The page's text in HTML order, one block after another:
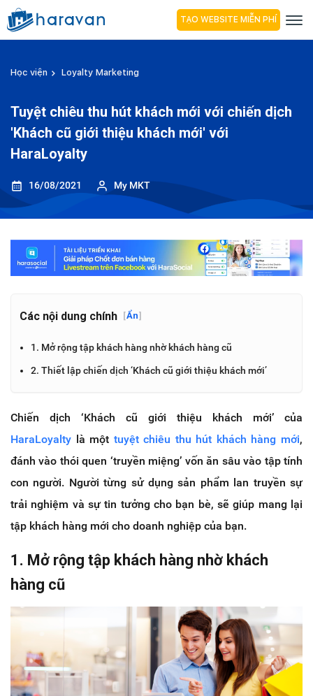
TẠO WEBSITE MIỄN PHÍ
Học viện Loyalty Marketing
Tuyệt chiêu thu hút khách mới với chiến dịch
'Khách cũ giới thiệu khách mới' với
HaraLoyalty
16/08/2021 My MKT
Các nội dung chính [Ẩn]
1. Mở rộng tập khách hàng nhờ khách hàng cũ
2. Thiết lập chiến dịch ‘Khách cũ giới thiệu khách mới’
Chiến dịch ‘Khách cũ giới thiệu khách mới’ của
HaraLoyalty là một tuyệt chiêu thu hút khách hàng mới,
đánh vào thói quen ‘truyền miệng’ vốn ăn sâu vào tập tính
con người. Người từng sử dụng sản phẩm lan truyền sự
trải nghiệm và sự tin tưởng cho bạn bè, sẽ giúp mang lại
tập khách hàng mới cho doanh nghiệp của bạn.
1. Mở rộng tập khách hàng nhờ khách
hàng cũ